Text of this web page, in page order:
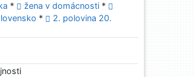
* žena v domácnosti *
*
2. polovina 20.